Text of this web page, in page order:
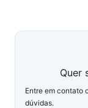
Quer
Entre em contato
dúvidas.